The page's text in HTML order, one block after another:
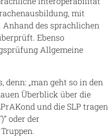
mit
des sprachlichen
Ebenso
Allgemeine
„man geht so in den
Überblick über die
und die SLP tragen
oder der